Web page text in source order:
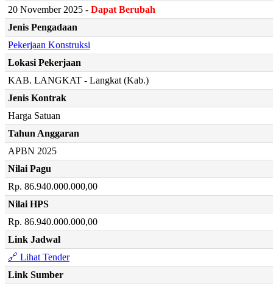
20 November 2025 - Dapat Berubah
Jenis Pengadaan
Pekerjaan Konstruksi
Lokasi Pekerjaan
KAB. LANGKAT - Langkat (Kab.)
Jenis Kontrak
Harga Satuan
Tahun Anggaran
APBN 2025
Nilai Pagu
Rp. 86.940.000.000,00
Nilai HPS
Rp. 86.940.000.000,00
Link Jadwal
🔗 Lihat Tender
Link Sumber